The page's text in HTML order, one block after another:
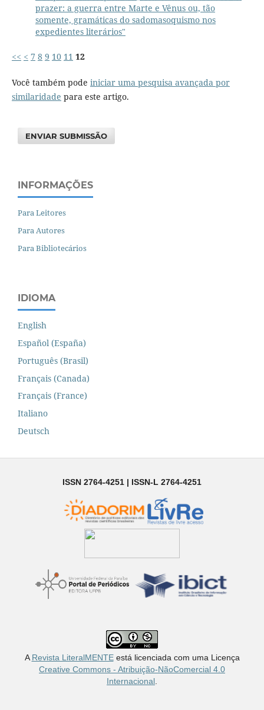
prazer: a guerra entre Marte e Vênus ou, tão
somente, gramáticas do sadomasoquismo nos
expedientes literários"
<< < 7 8 9 10 11 12
Você também pode iniciar uma pesquisa avançada por
similaridade para este artigo.
ENVIAR SUBMISSÃO
INFORMAÇÕES
Para Leitores
Para Autores
Para Bibliotecários
IDIOMA
English
Español (España)
Português (Brasil)
Français (Canada)
Français (France)
Italiano
Deutsch
ISSN 2764-4251 | ISSN-L 2764-4251
ARevista LiteralMENTEestá licenciada com uma Licença
Creative Commons - Atribuição-NãoComercial 4.0
Internacional.